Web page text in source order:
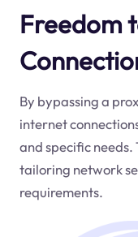
Freedom
By bypassing a
internet
and specific
tailoring network
requirements.